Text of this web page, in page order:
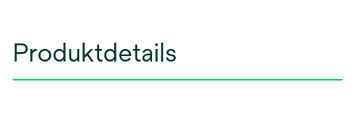
Produktdetails